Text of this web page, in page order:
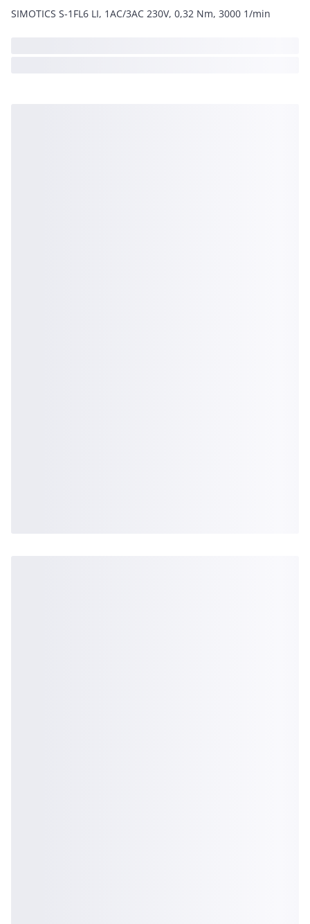
SIMOTICS S-1FL6 LI, 1AC/3AC 230V, 0,32 Nm, 3000 1/min